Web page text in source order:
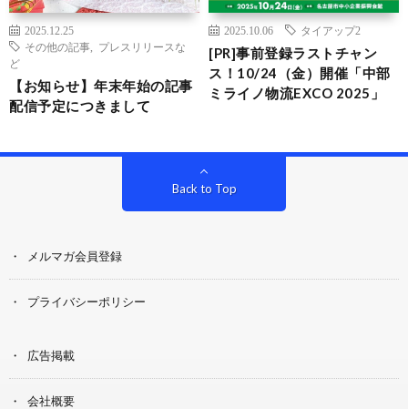
2025.12.25
その他の記事
プレスリリースな
ど
【お知らせ】年末年始の記事
配信予定につきまして
2025.10.06 タイアップ2
[PR]事前登録ラストチャン
ス！10/24（金）開催「中部
ミライノ物流EXCO 2025」
Back to Top
メルマガ会員登録
プライバシーポリシー
広告掲載
会社概要